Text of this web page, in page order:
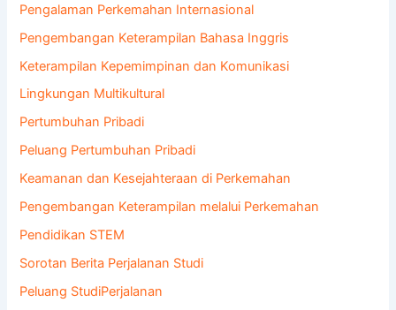
Pengalaman Perkemahan Internasional
Pengembangan Keterampilan Bahasa Inggris
Keterampilan Kepemimpinan dan Komunikasi
Lingkungan Multikultural
Pertumbuhan Pribadi
Peluang Pertumbuhan Pribadi
Keamanan dan Kesejahteraan di Perkemahan
Pengembangan Keterampilan melalui Perkemahan
Pendidikan STEM
Sorotan Berita Perjalanan Studi
Peluang StudiPerjalanan